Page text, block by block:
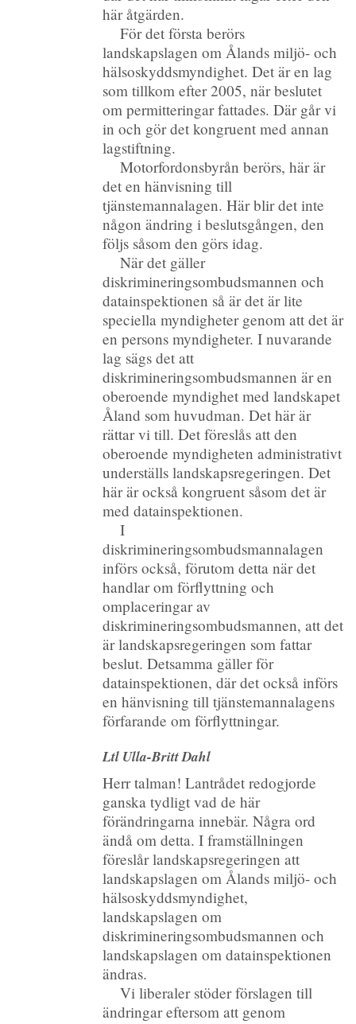
här åtgärden.
För det första berörs
landskapslagen om Ålands miljö- och
hälsoskyddsmyndighet. Det är en lag
som tillkom efter 2005, när beslutet
om permitteringar fattades. Där går vi
in och gör det kongruent med annan
lagstiftning.
Motorfordonsbyrån berörs, här är
det en hänvisning till
tjänstemannalagen. Här blir det inte
någon ändring i beslutsgången, den
följs såsom den görs idag.
När det gäller
diskrimineringsombudsmannen och
datainspektionen så är det är lite
speciella myndigheter genom att det är
en persons myndigheter. I nuvarande
lag sägs det att
diskrimineringsombudsmannen är en
oberoende myndighet med landskapet
Åland som huvudman. Det här är
rättar vi till. Det föreslås att den
oberoende myndigheten administrativt
underställs landskapsregeringen. Det
här är också kongruent såsom det är
med datainspektionen.
I
diskrimineringsombudsmannalagen
införs också, förutom detta när det
handlar om förflyttning och
omplaceringar av
diskrimineringsombudsmannen, att det
är landskapsregeringen som fattar
beslut. Detsamma gäller för
datainspektionen, där det också införs
en hänvisning till tjänstemannalagens
förfarande om förflyttningar.
Ltl Ulla-Britt Dahl
Herr talman! Lantrådet redogjorde
ganska tydligt vad de här
förändringarna innebär. Några ord
ändå om detta. I framställningen
föreslår landskapsregeringen att
landskapslagen om Ålands miljö- och
hälsoskyddsmyndighet,
landskapslagen om
diskrimineringsombudsmannen och
landskapslagen om datainspektionen
ändras.
Vi liberaler stöder förslagen till
ändringar eftersom att genom